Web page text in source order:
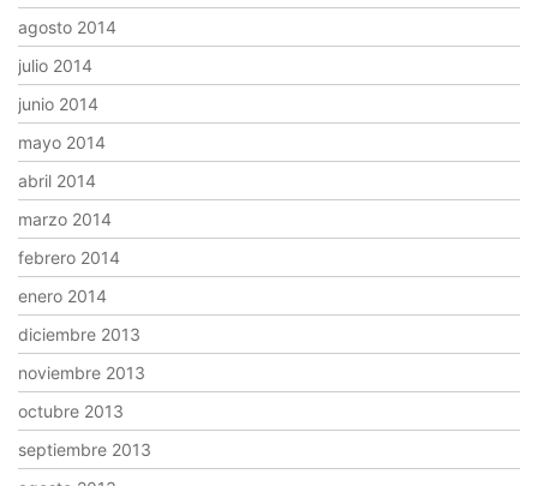
agosto 2014
julio 2014
junio 2014
mayo 2014
abril 2014
marzo 2014
febrero 2014
enero 2014
diciembre 2013
noviembre 2013
octubre 2013
septiembre 2013